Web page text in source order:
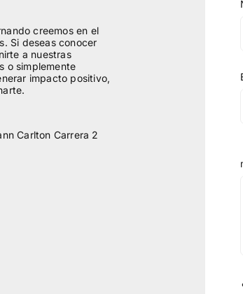
creemos en el
Si deseas conocer
a nuestras
o simplemente
impacto positivo,
Carlton Carrera 2